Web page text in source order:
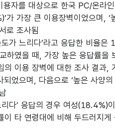
자를 대상으로 한국 PC/온라
가 가장 큰 이용장벽이었으며,
로 조사됨
도가 느리다’라고 응답한 비율
하였을 때, 가장 높은 응답률
의 이용 장벽에 대한 조사 결과,
었으며, 다음으로 ‘높은 사양
리다’ 응답의 경우 여성
타 연령대에 비해 두드러지게